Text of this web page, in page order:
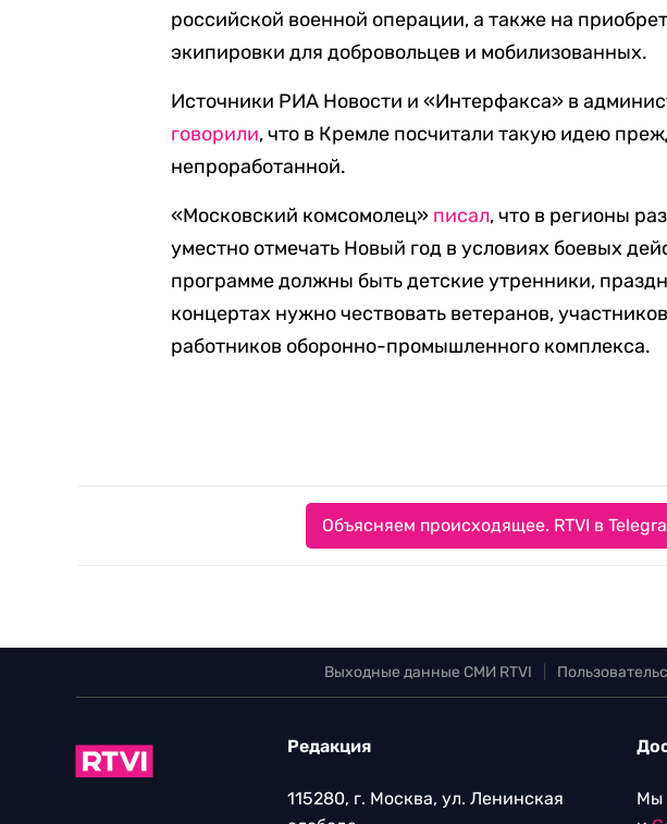
российской военной операции, а также на
экипировки для добровольцев и мобилизованных.
Источники РИА Новости и «Интерфакса» в
говорили, что в Кремле посчитали такую идею
непроработанной.
«Московский комсомолец» писал, что в регионы
уместно отмечать Новый год в условиях боевых
программе должны быть детские утренники,
концертах нужно чествовать ветеранов,
работников оборонно-промышленного комплекса.
Объясняем происходящее. RTVI в
Выходные данные СМИ RTVI
Редакция
115280, г. Москва, ул. Ленинская
Мы